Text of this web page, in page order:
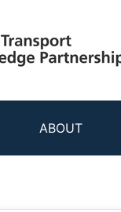
ABOUT